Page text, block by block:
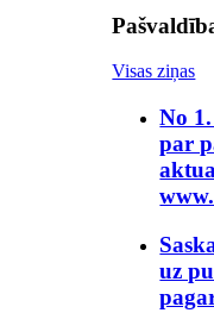
Visas ziņas
No
par
uz